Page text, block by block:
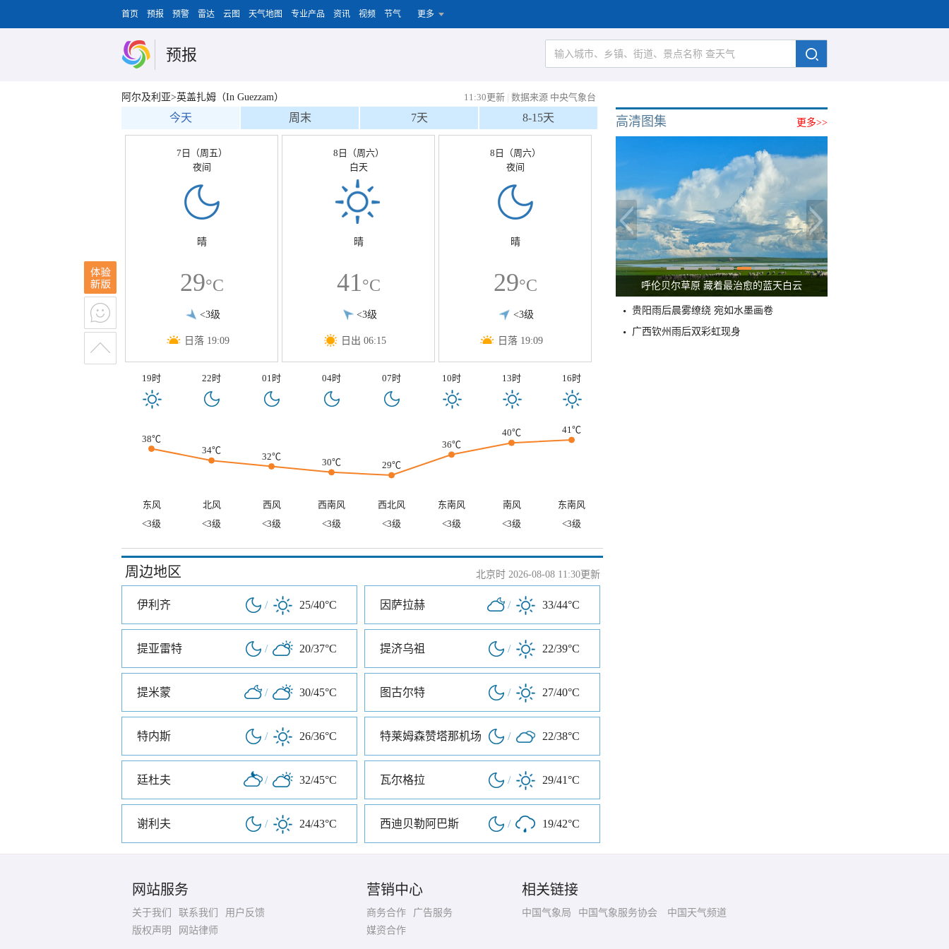
首页 预报 预警 雷达 云图 天气地图 专业产品 资讯 视频 节气 更多
预报
阿尔及利亚>英盖扎姆（In Guezzam） 11:30更新 | 数据来源 中央气象台
今天 周末 7天 8-15天
7日（周五）
夜间
晴
29°C
<3级
日落 19:09
8日（周六）
白天
晴
41°C
<3级
日出 06:15
8日（周六）
夜间
晴
29°C
<3级
日落 19:09
19时 22时 01时 04时 07时 10时 13时 16时
38℃
34℃
32℃
30℃ 29℃
36℃
40℃ 41℃
东风 北风 西风 西南风 西北风 东南风 南风
东南风
<3级
<3级 <3级 <3级 <3级 <3级 <3级 <3级
周边地区 北京时 2026-08-08 11:30更新
伊利齐 / 25/40°C 因萨拉赫 / 33/44°C
提亚雷特 / 20/37°C 提济乌祖 / 22/39°C
提米蒙 / 30/45°C 图古尔特 / 27/40°C
特内斯 / 26/36°C 特莱姆森赞塔那机场 / 22/38°C
廷杜夫 / 32/45°C 瓦尔格拉 / 29/41°C
谢利夫 / 24/43°C 西迪贝勒阿巴斯 / 19/42°C
更多>>
高清图集
呼伦贝尔草原 藏着最治愈的蓝天白云
贵阳雨后晨雾缭绕 宛如水墨画卷
广西钦州雨后双彩虹现身
网站服务
关于我们 联系我们
用户反馈
版权声明
网站律师
营销中心
商务合作
广告服务
媒资合作
相关链接
中国气象局 中国气象服务协会 中国天气频道